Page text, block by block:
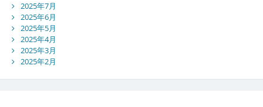
2025年7月
2025年6月
2025年5月
2025年4月
2025年3月
2025年2月